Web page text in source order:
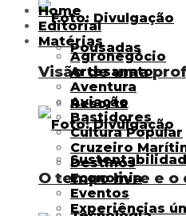
Visão de uma
O tempo livre e
Pousadas
Resorts
Home
Editorial
Matérias
Agronegócio
Artesanato
Aventura
Aviação
Bastidores
Cultura Popular
Cruzeiro
Destinos
Economia
Eventos
Experiências